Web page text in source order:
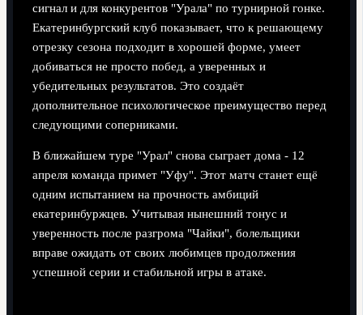
сигнал и для конкурентов "Урала" по турнирной гонке.
Екатеринбургский клуб показывает, что к решающему
отрезку сезона подходит в хорошей форме, умеет
добиваться не просто побед, а уверенных и
убедительных результатов. Это создаёт
дополнительное психологическое преимущество перед
следующими соперниками.
В ближайшем туре "Урал" снова сыграет дома - 12
апреля команда примет "Уфу". Этот матч станет ещё
одним испытанием на прочность амбиций
екатеринбуржцев. Учитывая нынешний тонус и
уверенность после разгрома "Чайки", болельщики
вправе ожидать от своих любимцев продолжения
успешной серии и стабильной игры в атаке.